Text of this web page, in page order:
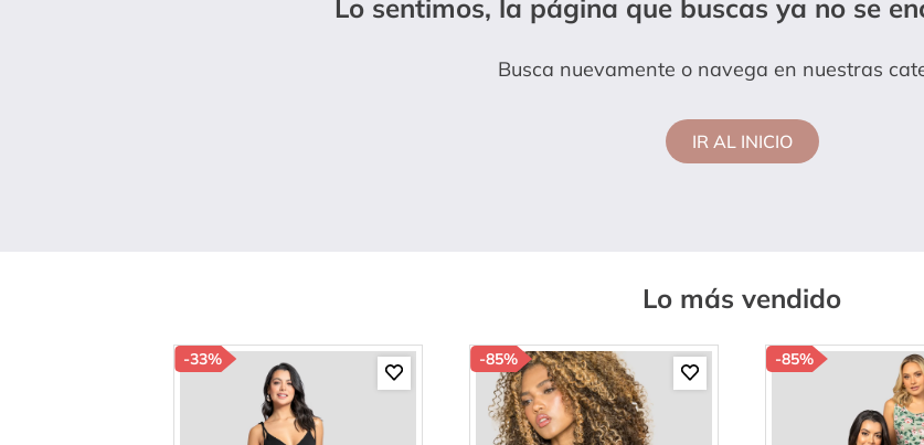
Lo sentimos, la página que buscas ya no se
Busca nuevamente o navega en nuestras
IR AL INICIO
Lo más vendido
-33% -85% -85%
10. camibuzo